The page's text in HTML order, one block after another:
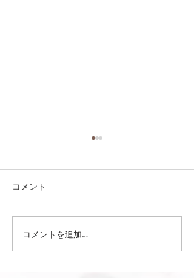
第41回日本クラブユース
サッカー選手権（U-15）
コメント
コメントを追加…